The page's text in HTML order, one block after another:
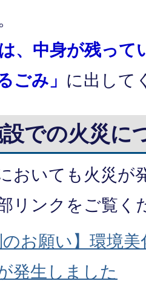
、中身が残って
ごみ」 に出して
での火災に
おいても火災が
リンクをご覧く
のお願い】環境
発生しました